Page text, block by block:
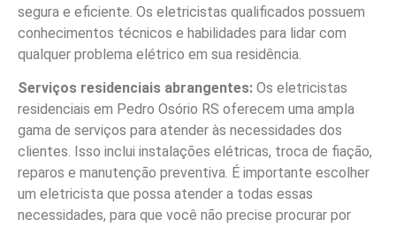
segura e eficiente. Os eletricistas qualificados possuem
conhecimentos técnicos e habilidades para lidar com
qualquer problema elétrico em sua residência.
Serviços residenciais abrangentes: Os eletricistas
residenciais em Pedro Osório RS oferecem uma ampla
gama de serviços para atender às necessidades dos
clientes. Isso inclui instalações elétricas, troca de fiação,
reparos e manutenção preventiva. É importante escolher
um eletricista que possa atender a todas essas
necessidades, para que você não precise procurar por